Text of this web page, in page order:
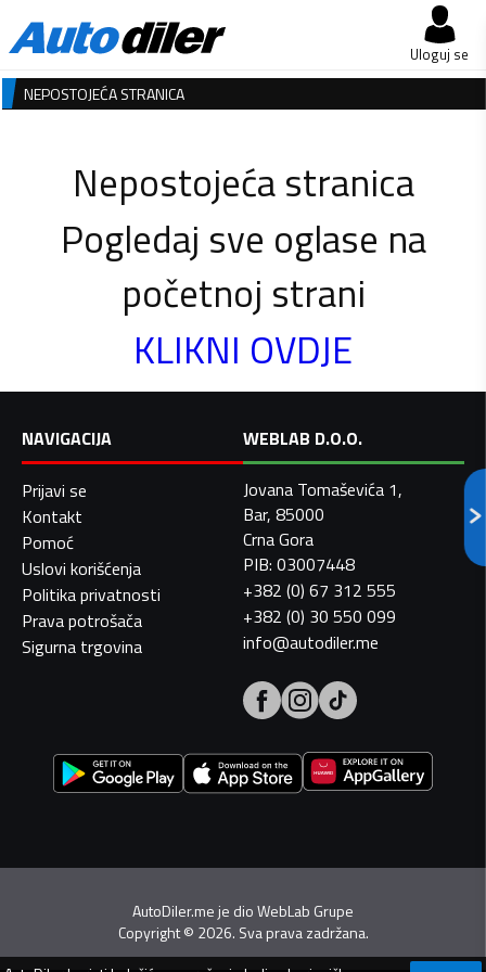
Uloguj se
NEPOSTOJEĆA STRANICA
Nepostojeća stranica
Pogledaj sve oglase na
početnoj strani
KLIKNI OVDJE
NAVIGACIJA
Prijavi se
Kontakt
Pomoć
Uslovi korišćenja
Politika privatnosti
Prava potrošača
Sigurna trgovina
WEBLAB D.O.O.
Jovana Tomaševića 1,
Bar, 85000
Crna Gora
PIB: 03007448
+382 (0) 67 312 555
+382 (0) 30 550 099
info@autodiler.me
AutoDiler.me je dioWebLab Grupe
Copyright© 2026. Sva prava zadržana.